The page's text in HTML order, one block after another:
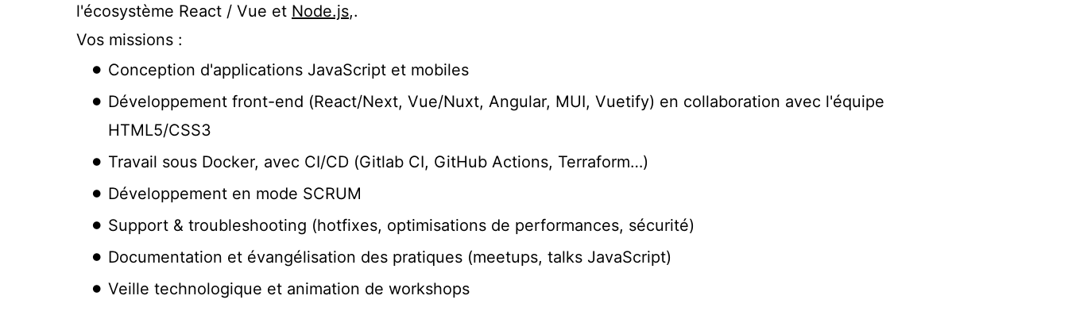
l'écosystème React / Vue et Node.js,.
Vos missions :
Conception d'applications JavaScript et mobiles
Développement front-end (React/Next, Vue/Nuxt, Angular, MUI, Vuetify) en collaboration avec l'équipe
HTML5/CSS3
Travail sous Docker, avec CI/CD (Gitlab CI, GitHub Actions, Terraform…)
Développement en mode SCRUM
Support & troubleshooting (hotfixes, optimisations de performances, sécurité)
Documentation et évangélisation des pratiques (meetups, talks JavaScript)
Veille technologique et animation de workshops